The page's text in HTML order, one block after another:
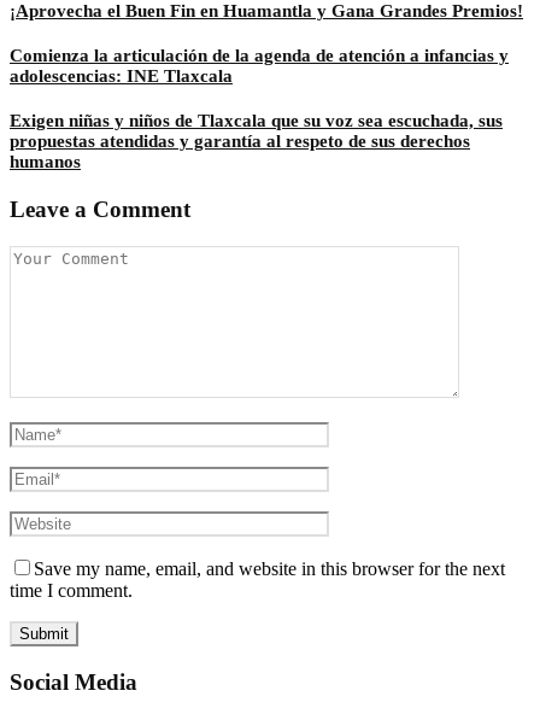
¡Aprovecha el Buen Fin en Huamantla y Gana Grandes Premios!
Comienza la articulación de la agenda de atención a infancias y
adolescencias: INE Tlaxcala
Exigen niñas y niños de Tlaxcala que su voz sea escuchada, sus
propuestas atendidas y garantía al respeto de sus derechos
humanos
Leave a Comment
Save my name, email, and website in this browser for the next
time I comment.
Social Media